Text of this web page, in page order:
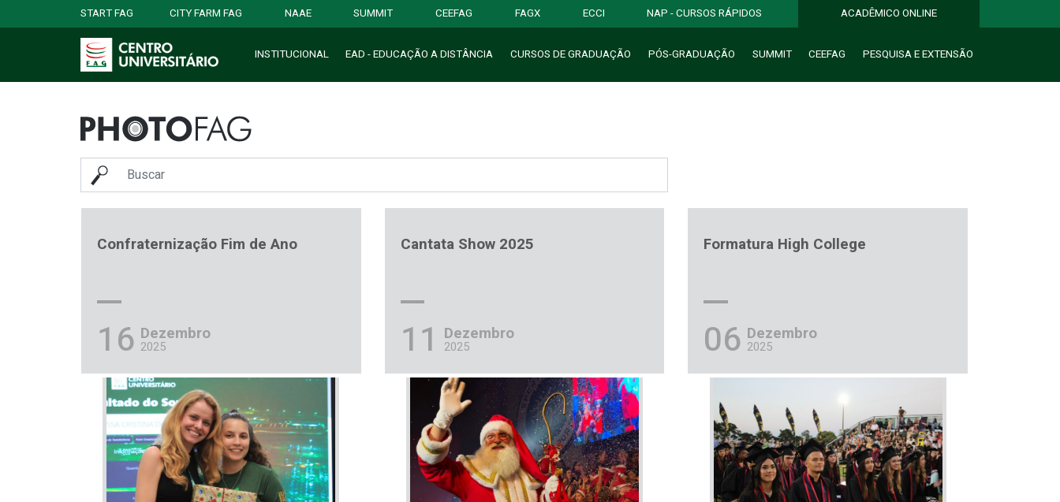
START FAG CITY FARM FAG NAAE SUMMIT CEEFAG FAGX ECCI NAP - CURSOS RÁPIDOS ACADÊMICO ONLINE
INSTITUCIONAL EAD - EDUCAÇÃOADISTÂNCIA CURSOSDE GRADUAÇÃO PÓS-GRADUAÇÃO SUMMIT CEEFAG PESQUISAEEXTENSÃO
Confraternização Fim de Ano
16 Dezembro
2025
Cantata Show 2025
11 Dezembro
2025
Formatura High College
06 Dezembro
2025